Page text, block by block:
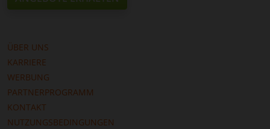
abwechslungsreich zu gestalten. Betreuungskräfte
Teilhabe fördern.
Die persönliche Atmosphäre von Langenburg ist ein
weiterer Vorteil. Als überschaubare Stadt ist
Langenburg geprägt von nachbarschaftlicher
Unterstützung und engem Zusammenhalt, was die
ÜBER UNS
KARRIERE
WERBUNG
PARTNERPROGRAMM
KONTAKT
NUTZUNGSBEDINGUNGEN